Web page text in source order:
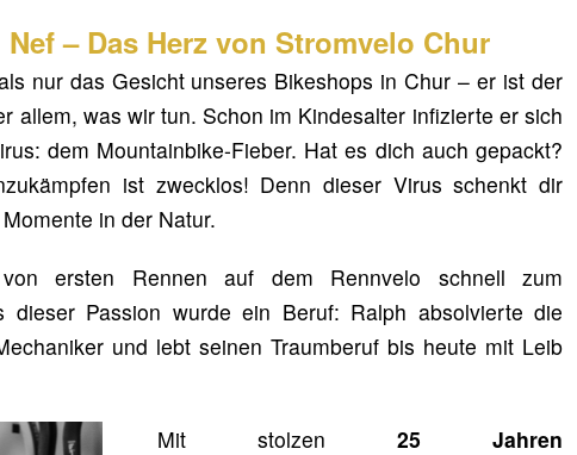
– Das Herz von Stromvelo Chur
nur das Gesicht unseres Bikeshops in Chur – er ist der
allem, was wir tun. Schon im Kindesalter infizierte er sich
dem Mountainbike-Fieber. Hat es dich auch gepackt?
ist zwecklos! Denn dieser Virus schenkt dir
in der Natur.
ersten Rennen auf dem Rennvelo schnell zum
dieser Passion wurde ein Beruf: Ralph absolvierte die
und lebt seinen Traumberuf bis heute mit Leib
Mit stolzen 25 Jahren